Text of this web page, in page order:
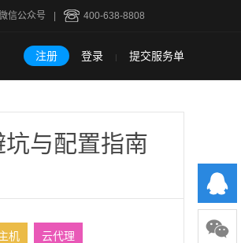
400-638-8808
信公众号
注册 登录 | 提交服务单
与配置指南
机 云代理